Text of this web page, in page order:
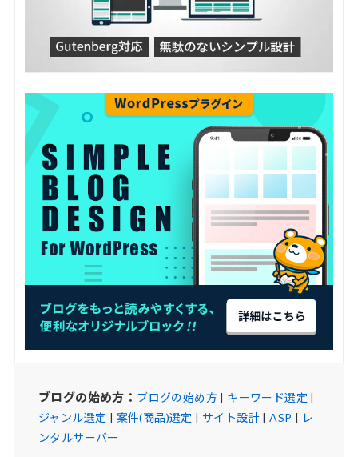
ブログの始め方： ブログの始め方| キーワード選定 |
ジャンル選定 | 案件(商品)選定 | サイト設計|ASP | レ
ンタルサーバー